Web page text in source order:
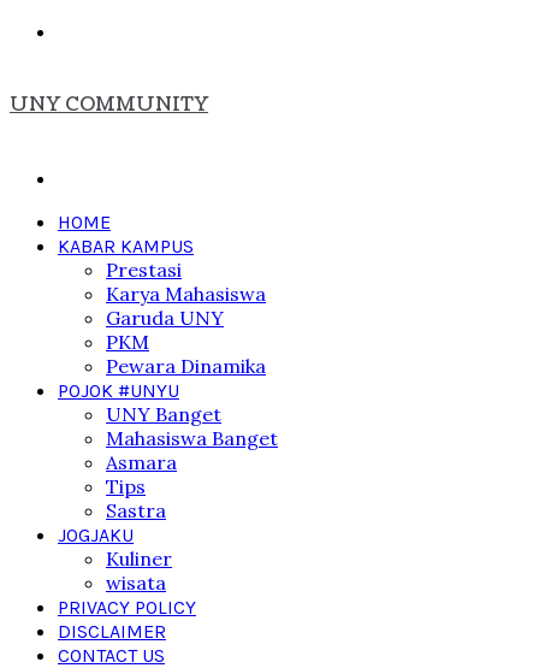
UNY COMMUNITY
HOME
KABAR KAMPUS
Prestasi
Karya Mahasiswa
Garuda UNY
PKM
Pewara Dinamika
POJOK #UNYU
UNY Banget
Mahasiswa Banget
Asmara
Tips
Sastra
JOGJAKU
Kuliner
wisata
PRIVACY POLICY
DISCLAIMER
CONTACT US